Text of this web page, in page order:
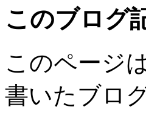
このブログ
このページは
書いたブロ